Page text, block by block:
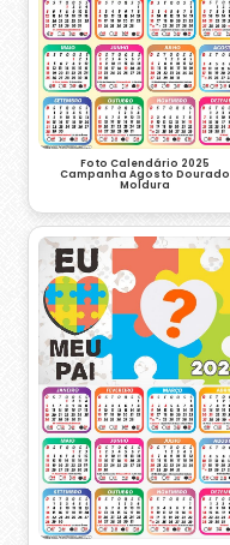
Foto Calendário 2025
Campanha Agosto Dourado
Moldura